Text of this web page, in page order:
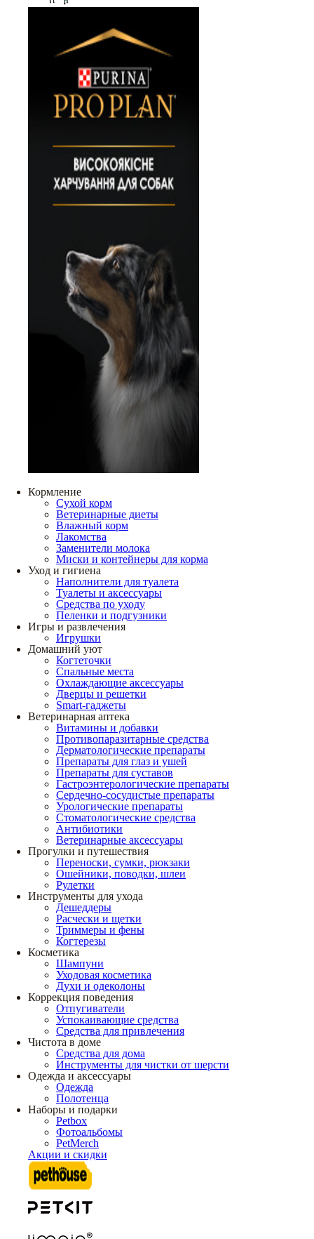
Кормление
Сухой корм
Ветеринарные диеты
Влажный корм
Лакомства
Заменители молока
Миски и контейнеры для корма
Уход и гигиена
Наполнители для туалета
Туалеты и аксессуары
Средства по уходу
Пеленки и подгузники
Игры и развлечения
Игрушки
Домашний уют
Когтеточки
Спальные места
Охлаждающие аксессуары
Дверцы и решетки
Smart-гаджеты
Ветеринарная аптека
Витамины и добавки
Противопаразитарные средства
Дерматологические препараты
Препараты для глаз и ушей
Препараты для суставов
Гастроэнтерологические препараты
Сердечно-сосудистые препараты
Урологические препараты
Стоматологические средства
Антибиотики
Ветеринарные аксессуары
Прогулки и путешествия
Переноски, сумки, рюкзаки
Ошейники, поводки, шлеи
Рулетки
Инструменты для ухода
Дешеддеры
Расчески и щетки
Триммеры и фены
Когтерезы
Косметика
Шампуни
Уходовая косметика
Духи и одеколоны
Коррекция поведения
Отпугиватели
Успокаивающие средства
Средства для привлечения
Чистота в доме
Средства для дома
Инструменты для чистки от шерсти
Одежда и аксессуары
Одежда
Полотенца
Наборы и подарки
Petbox
Фотоальбомы
PetMerch
Акции и скидки